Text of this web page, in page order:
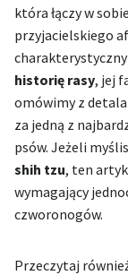
która łączy w sobie
przyjacielskiego
historię rasy, jej
omówimy z
za jedną z
psów. Jeżeli
shih tzu, ten
wymagający
czworonogów.
Przeczytaj